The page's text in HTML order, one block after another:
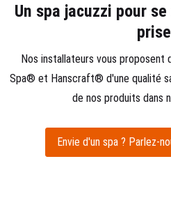
Un spa jacuzzi pour
Nos installateurs vous proposent
Spa® et Hanscraft® d'une qualité
de nos produits dans
Envie d'un spa ? Parlez-